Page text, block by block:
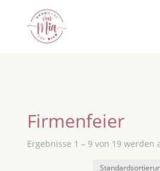
Firmenfeier
Ergebnisse 1 – 9 von 19 werden